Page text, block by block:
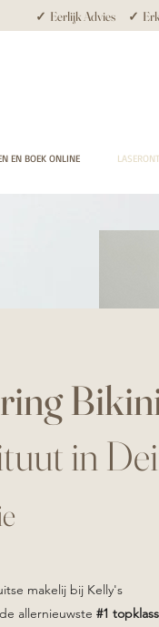
✓ Eerlijk Advies ✓
EN BOEK ONLINE
in
makelij bij Kelly's
allernieuwste #1